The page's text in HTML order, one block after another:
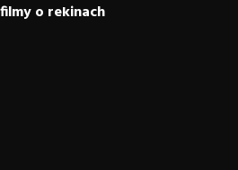
o rekinach